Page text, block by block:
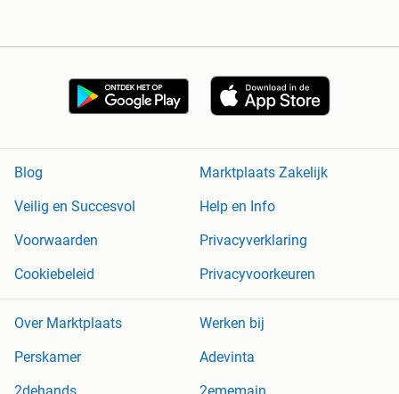
Blog
Marktplaats Zakelijk
Veilig en Succesvol
Help en Info
Voorwaarden
Privacyverklaring
Cookiebeleid
Privacyvoorkeuren
Over Marktplaats
Werken bij
Perskamer
Adevinta